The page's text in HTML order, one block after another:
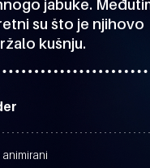
jabuke.
su što je njihovo
kušnju.
animirani